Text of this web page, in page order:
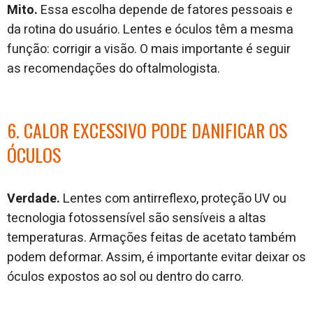
Mito. Essa escolha depende de fatores pessoais e
da rotina do usuário. Lentes e óculos têm a mesma
função: corrigir a visão. O mais importante é seguir
as recomendações do oftalmologista.
6. CALOR EXCESSIVO PODE DANIFICAR OS
ÓCULOS
Verdade. Lentes com antirreflexo, proteção UV ou
tecnologia fotossensível são sensíveis a altas
temperaturas. Armações feitas de acetato também
podem deformar. Assim, é importante evitar deixar os
óculos expostos ao sol ou dentro do carro.